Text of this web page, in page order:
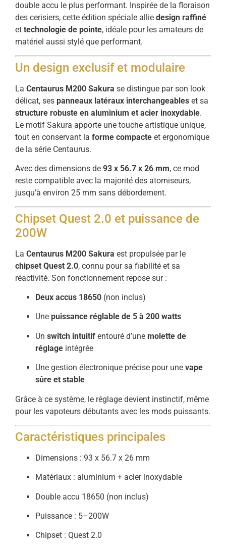
double accu le plus performant. Inspirée de la floraison
des cerisiers, cette édition spéciale allie design raffiné
et technologie de pointe, idéale pour les amateurs de
matériel aussi stylé que performant.
Un design exclusif et modulaire
La Centaurus M200 Sakura se distingue par son look
délicat, ses panneaux latéraux interchangeables et sa
structure robuste en aluminium et acier inoxydable.
Le motif Sakura apporte une touche artistique unique,
tout en conservant la forme compacte et ergonomique
de la série Centaurus.
Avec des dimensions de 93 x 56.7 x 26 mm, ce mod
reste compatible avec la majorité des atomiseurs,
jusqu’à environ 25 mm sans débordement.
Chipset Quest 2.0 et puissance de
200W
La Centaurus M200 Sakura est propulsée par le
chipset Quest 2.0, connu pour sa fiabilité et sa
réactivité. Son fonctionnement repose sur :
Deux accus 18650 (non inclus)
Une puissance réglable de 5 à 200 watts
Un switch intuitif entouré d’une molette de
réglage intégrée
Une gestion électronique précise pour une vape
sûre et stable
Grâce à ce système, le réglage devient instinctif, même
pour les vapoteurs débutants avec les mods puissants.
Caractéristiques principales
Dimensions : 93 x 56.7 x 26 mm
Matériaux : aluminium + acier inoxydable
Double accu 18650 (non inclus)
Puissance : 5–200W
Chipset : Quest 2.0